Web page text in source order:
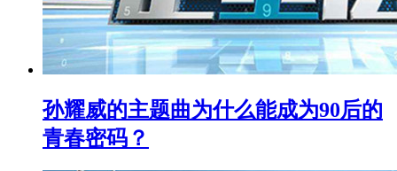
孙耀威的主题曲为什么能成为90后的
青春密码？